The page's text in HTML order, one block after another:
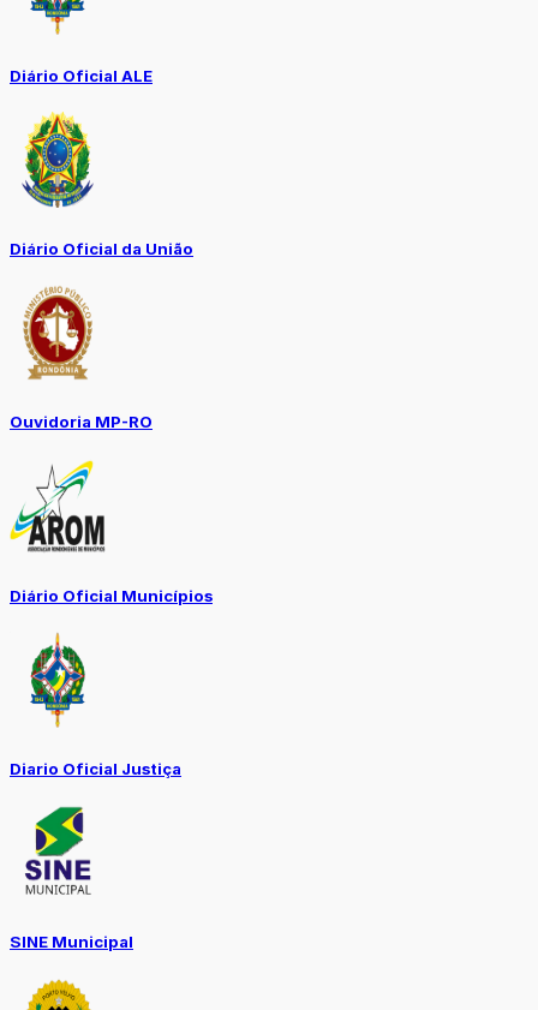
Diário Oficial ALE
Diário Oficial da União
Ouvidoria MP-RO
Diário Oficial Municípios
Diario Oficial Justiça
SINE Municipal